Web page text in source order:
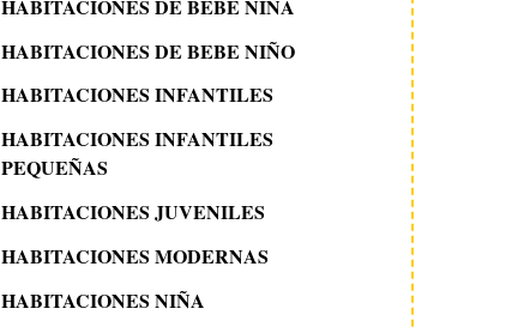
HABITACIONES DE BEBE NIÑA
HABITACIONES DE BEBE NIÑO
HABITACIONES INFANTILES
HABITACIONES INFANTILES
PEQUEÑAS
HABITACIONES JUVENILES
HABITACIONES MODERNAS
HABITACIONES NIÑA